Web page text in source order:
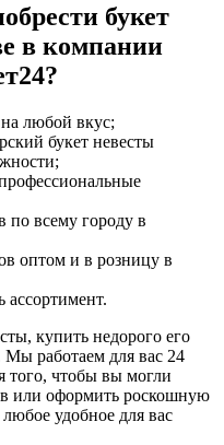
букет
в компании
любой вкус;
букет невесты
по всему городу в
оптом и в розницу в
ассортимент.
купить недорого его
работаем для вас 24
того, чтобы вы могли
или оформить роскошную
удобное для вас